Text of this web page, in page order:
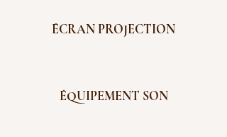
ÉCRAN PROJECTION
ÉQUIPEMENT SON